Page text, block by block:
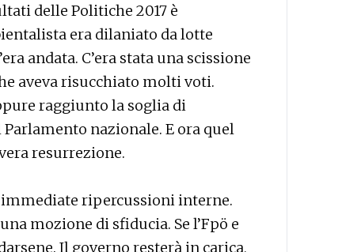
delle Politiche 2017 è
era dilaniato da lotte
andata. C’era stata una scissione
aveva risucchiato molti voti.
raggiunto la soglia di
nazionale. E ora quel
resurrezione.
immediate ripercussioni interne.
mozione di sfiducia. Se l’Fpö e
Il governo resterà in carica,